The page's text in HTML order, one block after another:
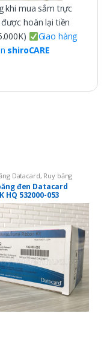
khi mua sắm trực
hoàn lại tiền
Giao hàng
shiroCARE
Datacard, Ruy băng
SD160 ,Ruy băng
SD260 ,Ruy băng mực in
băng đơn màu
đen Datacard
HQ 532000-053